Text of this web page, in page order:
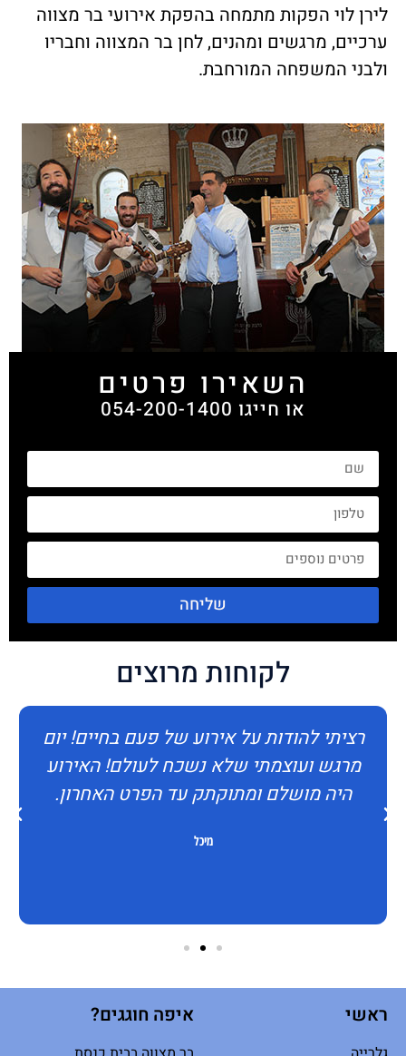
לירן לוי הפקות מתמחה בהפקת אירועי בר מצווה
ערכיים, מרגשים ומהנים, לחן בר המצווה וחבריו
ולבני המשפחה המורחבת.
השאירו פרטים
או חייגו 054-200-1400
שליחה
לקוחות מרוצים
רציתי להודות על אירוע של פעם בחיים! יום
מרגש ועוצמתי שלא נשכח לעולם! האירוע
היה מושלם ומתוקתק עד הפרט האחרון.
מיכל
ראשי איפה חוגגים?